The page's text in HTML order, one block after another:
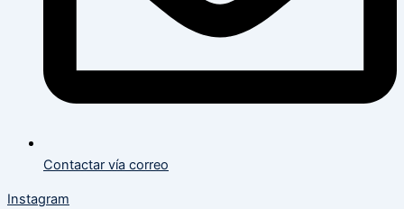
Contactar vía correo
Instagram